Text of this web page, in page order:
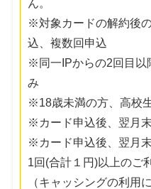
ん。
※対象カードの解約後
込、複数回申込
※同一IPからの2回目以
み
※18歳未満の方、高校
※カード申込後、翌月
※カード申込後、翌月
1回(合計１円)以上のご
（キャッシングの利用